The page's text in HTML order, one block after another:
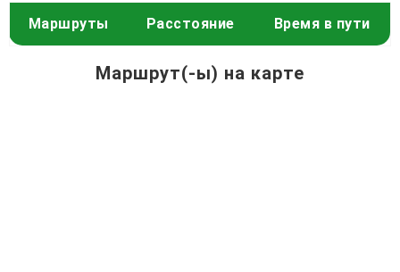
Маршруты Расстояние Время в пути
Маршрут(-ы) на карте